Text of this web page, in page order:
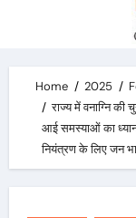
Home 2025
राज्य में वनाग्नि की
आई समस्याओं का
नियंत्रण के लिए जन